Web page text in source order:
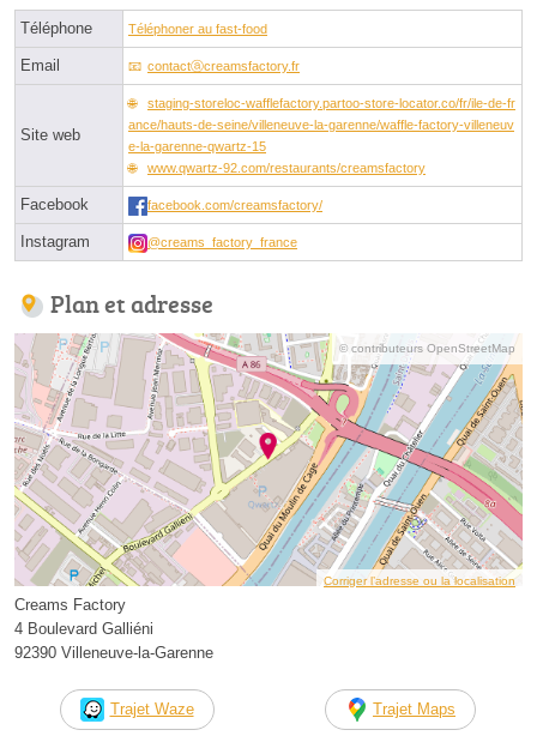
Téléphone Téléphoner au fast-food
Email contactⓐcreamsfactory.fr
Site web
staging-storeloc-wafflefactory.partoo-store-locator.co/fr/ile-de-fr
ance/hauts-de-seine/villeneuve-la-garenne/waffle-factory-villeneuv
e-la-garenne-qwartz-15
www.qwartz-92.com/restaurants/creamsfactory
Facebook facebook.com/creamsfactory/
Instagram @creams_factory_france
Plan et adresse
© contributeurs OpenStreetMap
Corriger l’adresse ou la localisation
Creams Factory
4 Boulevard Galliéni
92390 Villeneuve-la-Garenne
Trajet Waze Trajet Maps